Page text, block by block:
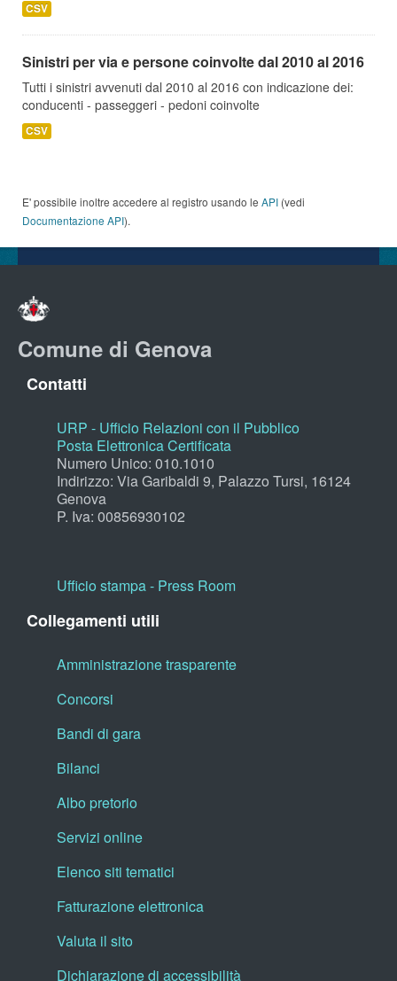
CSV
Sinistri per via e persone coinvolte dal 2010 al 2016
Tutti i sinistri avvenuti dal 2010 al 2016 con indicazione dei:
conducenti - passeggeri - pedoni coinvolte
CSV
E' possibile inoltre accedere al registro usando le API (vedi
Documentazione API).
Comune di Genova
Contatti
URP - Ufficio Relazioni con il Pubblico
Posta Elettronica Certificata
Numero Unico: 010.1010
Indirizzo: Via Garibaldi 9, Palazzo Tursi, 16124
Genova
P. Iva: 00856930102
Ufficio stampa - Press Room
Collegamenti utili
Amministrazione trasparente
Concorsi
Bandi di gara
Bilanci
Albo pretorio
Servizi online
Elenco siti tematici
Fatturazione elettronica
Valuta il sito
Dichiarazione di accessibilità